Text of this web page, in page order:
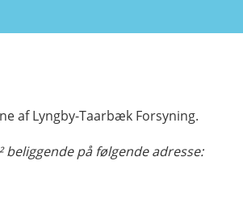
af Lyngby-Taarbæk Forsyning.
beliggende på følgende adresse: